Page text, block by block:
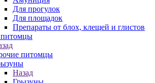
Для прогулок
Для площадок
Препараты от блох, клещей и глистов
питомцы
Назад